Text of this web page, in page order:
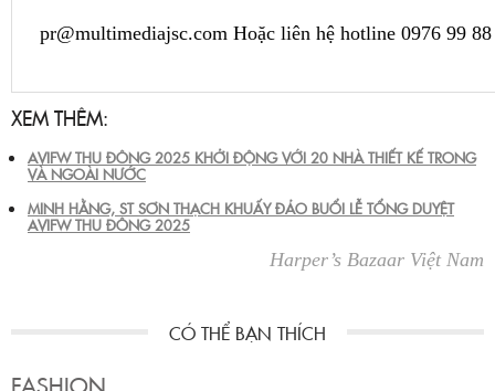
pr@multimediajsc.com Hoặc liên hệ hotline 0976 99
XEM THÊM:
AVIFW THU ĐÔNG 2025 KHỞI ĐỘNG VỚI 20 NHÀ THIẾT KẾ TRONG
VÀ NGOÀI NƯỚC
MINH HẰNG, ST SƠN THẠCH KHUẤY ĐẢO BUỔI LỄ TỔNG DUYỆT
AVIFW THU ĐÔNG 2025
Harper’s Bazaar Việt Nam
FASHION